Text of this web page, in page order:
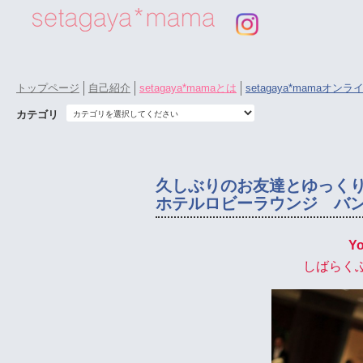
トップページ 自己紹介 setagaya*mamaとは setagaya*mamaオンラ
カテゴリ
久しぶりのお友達とゆっく
ホテルロビーラウンジ バ
しばらく